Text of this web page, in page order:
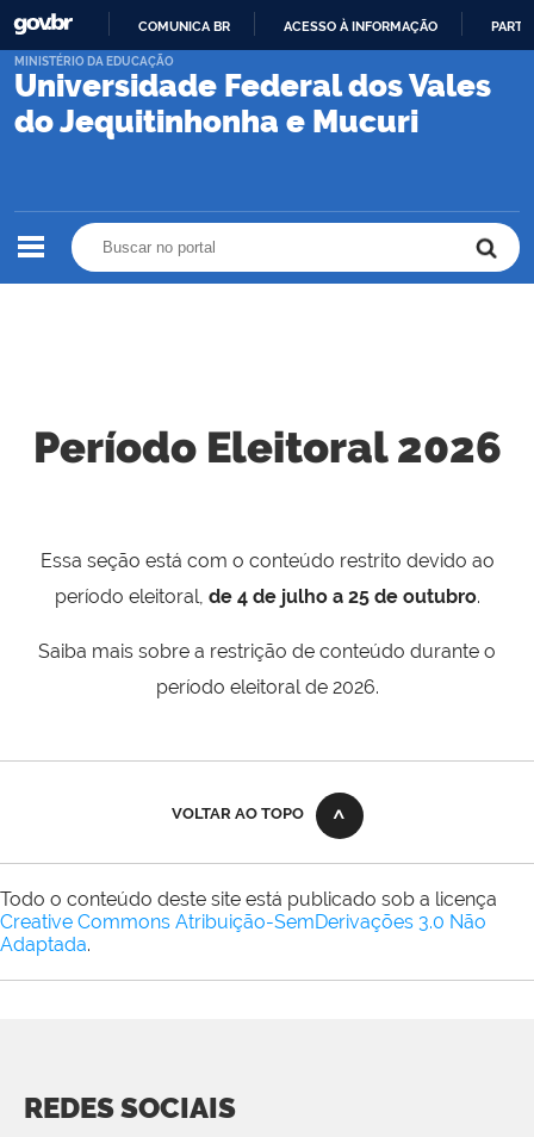
PARA
CONTEÚDO
COMUNICA BR ACESSO À INFORMAÇÃO
Universidade Federal dos Vales
do Jequitinhonha e Mucuri
MINISTÉRIO DA EDUCAÇÃO
Período Eleitoral 2026
Essa seção está com o conteúdo restrito devido ao
período eleitoral, de 4 de julho a 25 de outubro.
Saiba mais sobre a restrição de conteúdo durante o
período eleitoral de 2026.
VOLTAR AO TOPO
Todo o conteúdo deste site está publicado sob a licença
Creative Commons Atribuição-SemDerivações 3.0 Não
Adaptada.
REDES SOCIAIS